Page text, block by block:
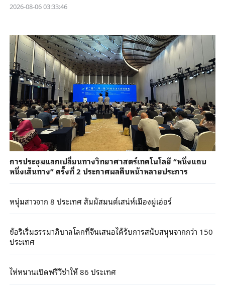
2026-08-06 03:33:46
การประชุมแลกเปลี่ยนทางวิทยาศาสตร์เทคโนโลยี “หนึ่งแถบ
หนึ่งเส้นทาง” ครั้งที่ 2 ประกาศผลคืบหน้าหลายประการ
หนุ่มสาวจาก 8 ประเทศ สัมผัสมนต์เสน่ห์เมืองผู่เอ่อร์
ข้อริเริ่มธรรมาภิบาลโลกที่จีนเสนอได้รับการสนับสนุนจากกว่า 150
ประเทศ
ไห่หนานเปิดฟรีวีซ่าให้ 86 ประเทศ